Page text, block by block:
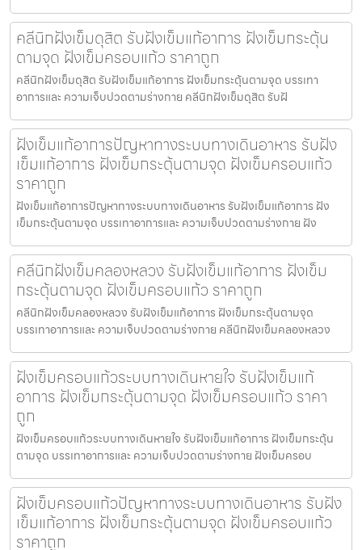
คลีนิกฝังเข็มดุสิต รับฝังเข็มแก้อาการ ฝังเข็มกระตุ้น
ตามจุด ฝังเข็มครอบแก้ว ราคาถูก
คลีนิกฝังเข็มดุสิต รับฝังเข็มแก้อาการ ฝังเข็มกระตุ้นตามจุด บรรเทา
อาการและ ความเจ็บปวดตามร่างกาย คลีนิกฝังเข็มดุสิต รับฝั
ฝังเข็มแก้อาการปัญหาทางระบบทางเดินอาหาร รับฝัง
เข็มแก้อาการ ฝังเข็มกระตุ้นตามจุด ฝังเข็มครอบแก้ว
ราคาถูก
ฝังเข็มแก้อาการปัญหาทางระบบทางเดินอาหาร รับฝังเข็มแก้อาการ ฝัง
เข็มกระตุ้นตามจุด บรรเทาอาการและ ความเจ็บปวดตามร่างกาย ฝัง
คลีนิกฝังเข็มคลองหลวง รับฝังเข็มแก้อาการ ฝังเข็ม
กระตุ้นตามจุด ฝังเข็มครอบแก้ว ราคาถูก
คลีนิกฝังเข็มคลองหลวง รับฝังเข็มแก้อาการ ฝังเข็มกระตุ้นตามจุด
บรรเทาอาการและ ความเจ็บปวดตามร่างกาย คลีนิกฝังเข็มคลองหลวง
ฝังเข็มครอบแก้วระบบทางเดินหายใจ รับฝังเข็มแก้
อาการ ฝังเข็มกระตุ้นตามจุด ฝังเข็มครอบแก้ว ราคา
ถูก
ฝังเข็มครอบแก้วระบบทางเดินหายใจ รับฝังเข็มแก้อาการ ฝังเข็มกระตุ้น
ตามจุด บรรเทาอาการและ ความเจ็บปวดตามร่างกาย ฝังเข็มครอบ
ฝังเข็มครอบแก้วปัญหาทางระบบทางเดินอาหาร รับฝัง
เข็มแก้อาการ ฝังเข็มกระตุ้นตามจุด ฝังเข็มครอบแก้ว
ราคาถูก